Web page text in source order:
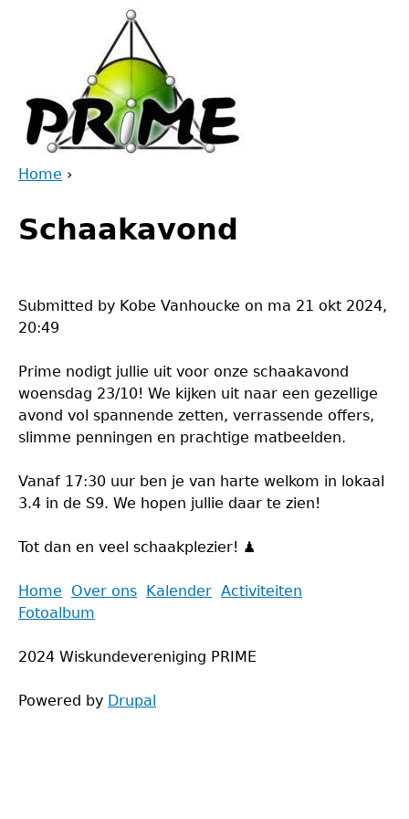
are
Home ›
to
top
Schaakavond
Submitted by Kobe Vanhoucke on ma 21 okt 2024,
20:49
Prime nodigt jullie uit voor onze schaakavond
woensdag 23/10! We kijken uit naar een gezellige
avond vol spannende zetten, verrassende offers,
slimme penningen en prachtige matbeelden.
Vanaf 17:30 uur ben je van harte welkom in lokaal
3.4 in de S9. We hopen jullie daar te zien!
Tot dan en veel schaakplezier! ♟️
Back
to
Main
menu
Home Over ons Kalender Activiteiten
Fotoalbum
2024 Wiskundevereniging PRIME
Powered by Drupal